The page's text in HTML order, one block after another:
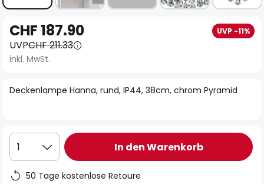
Anfang
der
Bildgalerie
Deckenlampe Hanna, rund, IP44, 38cm, chrom Pyramid
CHF 187.90 UVP -11%
UVPCHF 211.33
inkl. MwSt.
1 In den Warenkorb
50 Tage kostenlose Retoure